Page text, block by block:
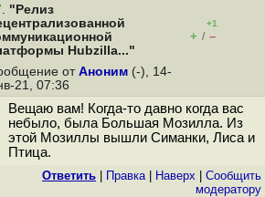
. "Релиз
Hubzilla..."
+1
+ / –
от Аноним (-), 14-
21, 07:36
Вещаю вам! Когда-то давно когда вас
небыло, была Большая Мозилла. Из
этой Мозиллы вышли Симанки, Лиса и
Птица.
Ответить Правка| Наверх
Cообщить
модератору